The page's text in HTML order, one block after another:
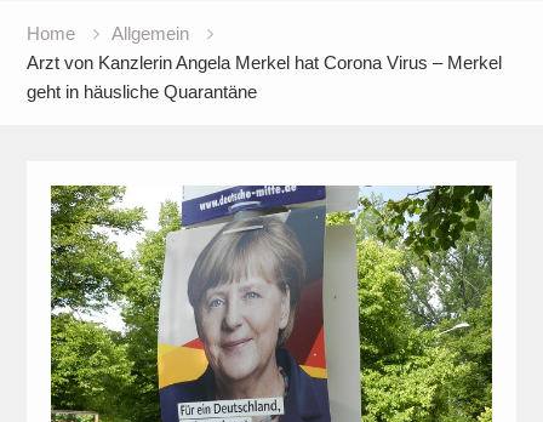
Home
Allgemein
Arzt von Kanzlerin Angela Merkel hat Corona Virus – Merkel
geht in häusliche Quarantäne